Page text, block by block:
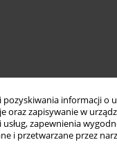
pozyskiwania informacji o
zapisywanie w
zapewnienia
i przetwarzane przez